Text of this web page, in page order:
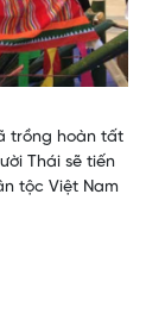
trồng hoàn tất
Thái sẽ tiến
tộc Việt Nam